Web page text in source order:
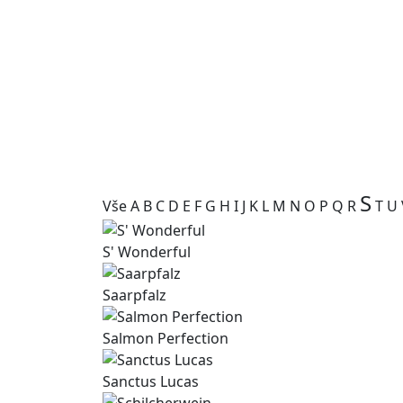
VšeA B C D E F G H I J K L M N O P Q R S T U
S' Wonderful
Saarpfalz
Salmon Perfection
Sanctus Lucas